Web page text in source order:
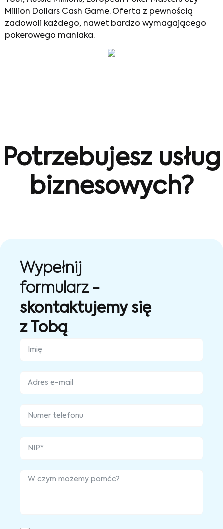
Million Dollars Cash Game. Oferta z pewnością
zadowoli każdego, nawet bardzo wymagającego
pokerowego maniaka.
Potrzebujesz usług
biznesowych?
Wypełnij
formularz -
skontaktujemy się
z Tobą